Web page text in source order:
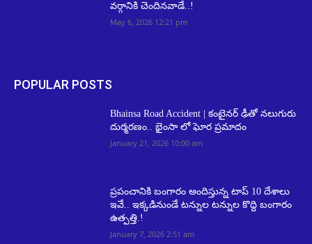
వర్గానికి చెందినవాడే..!
May 6, 2026 12:21 pm
POPULAR POSTS
Bhainsa Road Accident | కంటైనర్ ఢీతో నలుగురు
దుర్మరణం.. భైంసా లో ఘోర ప్రమాదం
January 21, 2026 10:00 am
ప్రపంచానికి బంగారం అందిస్తున్న టాప్ 10 దేశాలు
ఇవే.. ఇక్కడినుండే టన్నుల టన్నుల కొద్ది బంగారం
ఉత్పత్తి.!
January 7, 2026 2:51 am